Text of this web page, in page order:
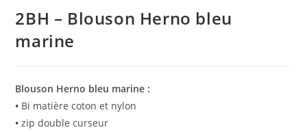
2BH – Blouson Herno bleu
marine
Blouson Herno bleu marine :
• Bi matière coton et nylon
• zip double curseur